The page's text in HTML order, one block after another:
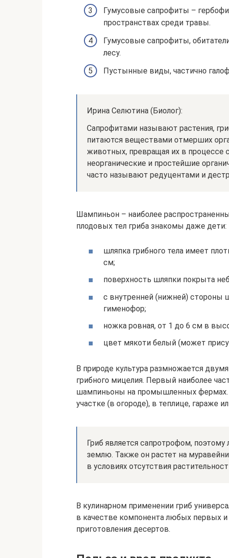
Гумусовые сапрофиты –
пространствах среди травы.
Гумусовые сапрофиты,
лесу.
Пустынные виды, частично
Ирина Селютина (Биолог):
Сапрофитами называют растения,
питаются веществами отмерших
животных, превращая их в процессе
неорганические и простейшие
часто называют редуцентами и
Шампиньон – наиболее
плодовых тел гриба знакомы даже дети:
шляпка грибного тела имеет
см;
поверхность шляпки покрыта
с внутренней (нижней) стороны
гименофор;
ножка ровная, от 1 до 6 см в
цвет мякоти белый (может
В природе культура размножается
грибного мицелия. Первый наиболее
шампиньоны на промышленных фермах.
участке (в огороде), в теплице, гараже
Гриб является сапротрофом,
землю. Также он растет на
в условиях отсутствия
В кулинарном применении гриб
в качестве компонента любых первых
приготовления десертов.